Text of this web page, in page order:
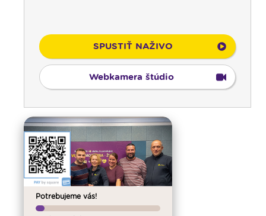
SPUSTIŤ NAŽIVO
Webkamera štúdio
Potrebujeme vás!